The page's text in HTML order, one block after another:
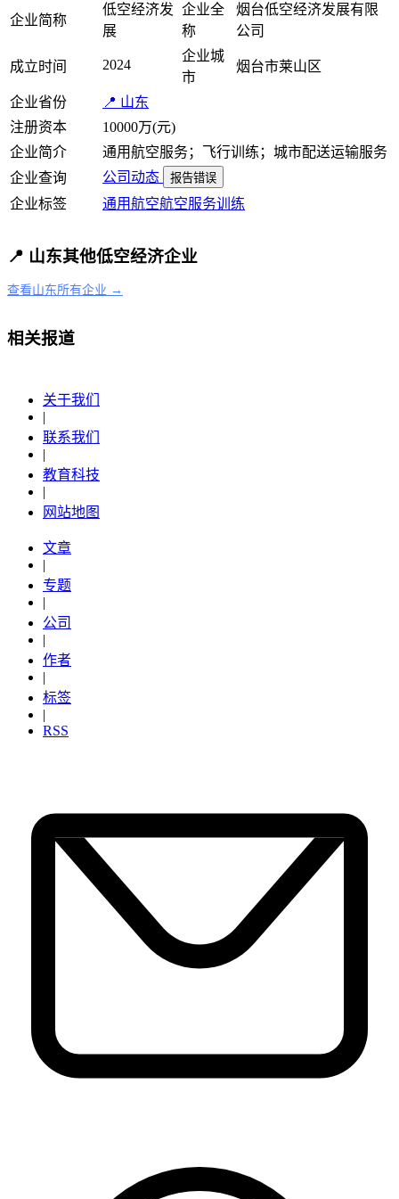
企业简称
低空经济发
展
企业全
称
烟台低空经济发展有限
公司
成立时间 2024
企业城
市
烟台市莱山区
企业省份
📍 山东
注册资本
10000万(元)
企业简介
通用航空服务；飞行训练；城市配送运输服务
企业查询
公司动态 报告错误
企业标签 通用航空航空服务训练
📍 山东其他低空经济企业
查看山东所有企业 →
相关报道
关于我们
|
联系我们
|
教育科技
|
网站地图
文章
|
专题
|
公司
|
作者
|
标签
|
RSS